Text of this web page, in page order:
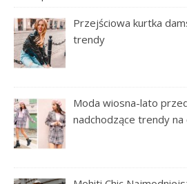
Przejściowa kurtka
trendy
Moda wiosna-lato
nadchodzące trendy